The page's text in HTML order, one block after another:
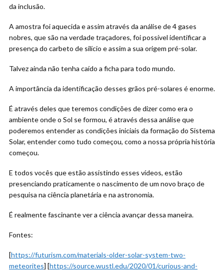
da inclusão.
A amostra foi aquecida e assim através da análise de 4 gases
nobres, que são na verdade traçadores, foi possível identificar a
presença do carbeto de silício e assim a sua origem pré-solar.
Talvez ainda não tenha caído a ficha para todo mundo.
A importância da identificação desses grãos pré-solares é enorme.
É através deles que teremos condições de dizer como era o
ambiente onde o Sol se formou, é através dessa análise que
poderemos entender as condições iniciais da formação do Sistema
Solar, entender como tudo começou, como a nossa própria história
começou.
E todos vocês que estão assistindo esses vídeos, estão
presenciando praticamente o nascimento de um novo braço de
pesquisa na ciência planetária e na astronomia.
É realmente fascinante ver a ciência avançar dessa maneira.
Fontes:
[https://futurism.com/materials-older-solar-system-two-
meteorites] [https://source.wustl.edu/2020/01/curious-and-